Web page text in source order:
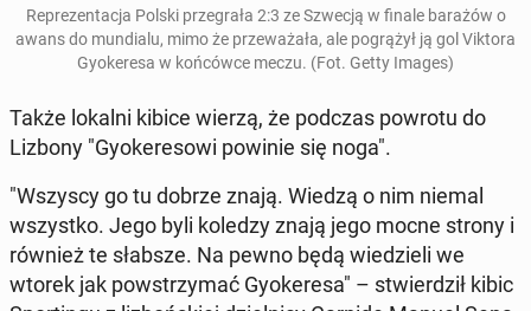
Reprezen­tac­ja Polski prze­grała 2:3 ze Szwecją w finale barażów o
awans do mundi­alu, mimo że prze­ważała, ale pogrążył ją gol Viktora
Gyok­ere­sa w końców­ce meczu. (Fot. Getty Images)
Także lokalni kibice wierzą, że podczas powrotu do
Lizbony "Gyok­ere­sowi powinie się noga".
"Wszyscy go tu dobrze znają. Wiedzą o nim niemal
wszys­tko. Jego byli koledzy znają jego mocne strony i
również te słabsze. Na pewno będą wiedzieli we
wtorek jak pow­strzy­mać Gyok­ere­sa" – stwierdz­ił kibic